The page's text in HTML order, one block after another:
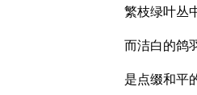
繁枝绿叶丛
而洁白的鸽
是点缀和平